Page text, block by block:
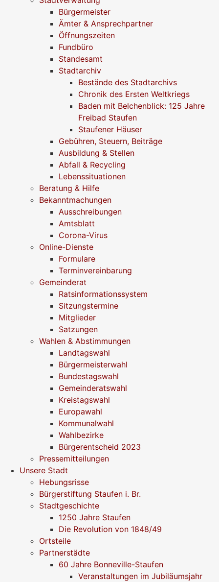
Bürgermeister
Ämter & Ansprechpartner
Öffnungszeiten
Fundbüro
Standesamt
Stadtarchiv
Bestände des Stadtarchivs
Chronik des Ersten Weltkriegs
Baden mit Belchenblick: 125 Jahre
Freibad Staufen
Staufener Häuser
Gebühren, Steuern, Beiträge
Ausbildung & Stellen
Abfall & Recycling
Lebenssituationen
Beratung & Hilfe
Bekanntmachungen
Ausschreibungen
Amtsblatt
Corona-Virus
Online-Dienste
Formulare
Terminvereinbarung
Gemeinderat
Ratsinformationssystem
Sitzungstermine
Mitglieder
Satzungen
Wahlen & Abstimmungen
Landtagswahl
Bürgermeisterwahl
Bundestagswahl
Gemeinderatswahl
Kreistagswahl
Europawahl
Kommunalwahl
Wahlbezirke
Bürgerentscheid 2023
Pressemitteilungen
Unsere Stadt
Hebungsrisse
Bürgerstiftung Staufen i. Br.
Stadtgeschichte
1250 Jahre Staufen
Die Revolution von 1848/49
Ortsteile
Partnerstädte
60 Jahre Bonneville-Staufen
Veranstaltungen im Jubiläumsjahr